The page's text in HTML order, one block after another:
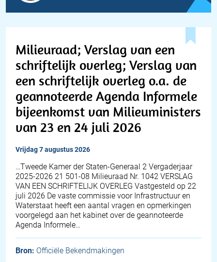
Milieuraad; Verslag van een
schriftelijk overleg; Verslag van
een schriftelijk overleg o.a. de
geannoteerde Agenda Informele
bijeenkomst van Milieuministers
van 23 en 24 juli 2026
vrijdag 7 augustus 2026
…Tweede Kamer der Staten-Generaal 2 Vergaderjaar
2025-2026 21 501-08 Milieuraad Nr. 1042 VERSLAG
VAN EEN SCHRIFTELIJK OVERLEG Vastgesteld op 22
juli 2026 De vaste commissie voor Infrastructuur en
Waterstaat heeft een aantal vragen en opmerkingen
voorgelegd aan het kabinet over de geannoteerde
Agenda Informele…
Bron: Officiële Bekendmakingen